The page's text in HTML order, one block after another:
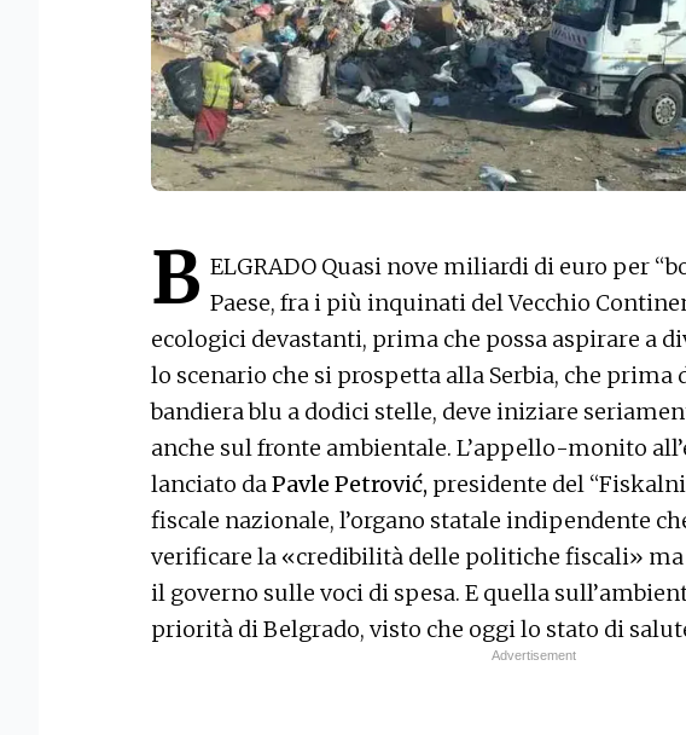
B ELGRADO Quasi nove miliardi di euro per
Paese, fra i più inquinati del Vecchio
ecologici devastanti, prima che possa aspirare a
lo scenario che si prospetta alla Serbia, che prima
bandiera blu a dodici stelle, deve iniziare
anche sul fronte ambientale. L’appello-monito
lanciato daPavle Petrović, presidente del
fiscale nazionale, l’organo statale indipendente
verificare la «credibilità delle politiche fiscali»
il governo sulle voci di spesa. E quella
priorità di Belgrado, visto che oggi lo stato di